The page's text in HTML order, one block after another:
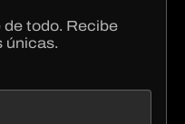
todo. Recibe
únicas.